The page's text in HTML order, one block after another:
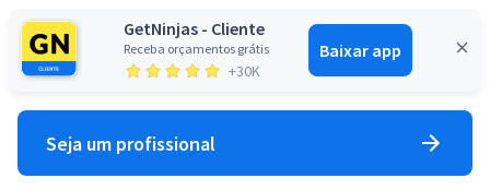
GetNinjas - Cliente
Receba orçamentos grátis
+30K
Baixar app
Entrar
Seja um profissional